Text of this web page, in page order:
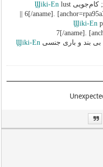
کام‌جویی Ϣiki-Enlust
Ϣiki-En
[aname=pac5ff]7[/
بی بند و باری جنسیϢiki-En